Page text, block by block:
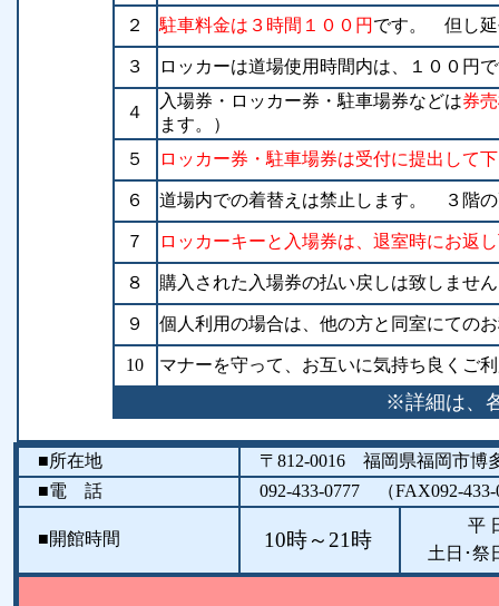
２
駐車料金は３時間１００円 です。 但し延
３ ロッカーは道場使用時間内は、１００円
４
入場券・ロッカー券・駐車場券などは券
ます。）
５
ロッカー券・駐車場券は受付に提出して
６ 道場内での着替えは禁止します。 ３階
７ ロッカーキーと入場券は、退室時にお返
８ 購入された入場券の払い戻しは致しませ
９ 個人利用の場合は、他の方と同室にての
10 マナーを守って、お互いに気持ち良くご
※詳細は、
■所在地
〒812-0016 福岡県福岡市博
■電 話
092-433-0777 （FAX092-433-
■開館時間 10時～21時
平
土日･祭